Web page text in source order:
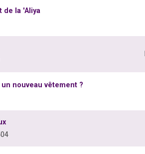
de la 'Aliya
nouveau vêtement ?